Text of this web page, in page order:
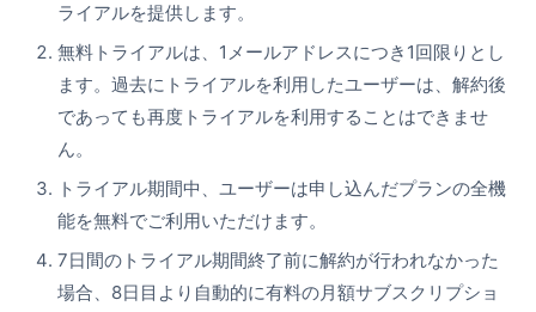
ライアルを提供します。
無料トライアルは、1メールアドレスにつき1回限りとし
ます。過去にトライアルを利用したユーザーは、解約後
であっても再度トライアルを利用することはできませ
ん。
トライアル期間中、ユーザーは申し込んだプランの全機
能を無料でご利用いただけます。
7日間のトライアル期間終了前に解約が行われなかった
場合、8日目より自動的に有料の月額サブスクリプショ